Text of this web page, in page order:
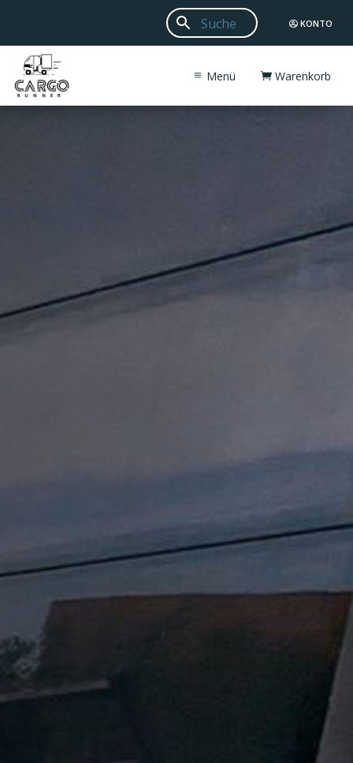
KONTO
Menü Warenkorb